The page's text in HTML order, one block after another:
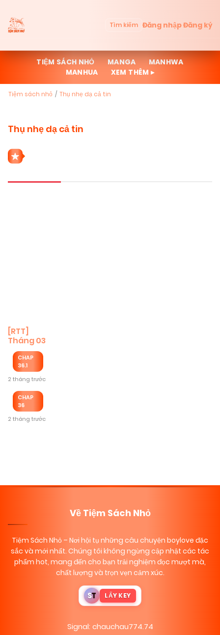
Tìm kiếm Đăng nhậpĐăng ký
TIỆM SÁCH NHỎ MANGA
MANHWA
MANHUA
XEM THÊM ▸
Tiệm sách nhỏ Thụ nhẹ dạ cả tin
Thụ nhẹ dạ cả tin
[RTT]
Tháng 03
CHAP
36.1
2 tháng trước
CHAP
36
2 tháng trước
Về Tiệm Sách Nhỏ
Tiệm Sách Nhỏ – Nơi hội tụ những câu chuyện boylove đặc
sắc và mới nhất. Chúng tôi không ngừng cập nhật các tác
phẩm hot, mang đến cho bạn trải nghiệm đọc mượt mà,
chất lượng và trọn vẹn cảm xúc.
ST LẤY KEY
Signal: chauchau774.74